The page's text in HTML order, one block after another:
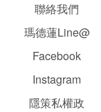
聯絡我們
瑪德蓮Line@
Facebook
Instagram
隱策私權政